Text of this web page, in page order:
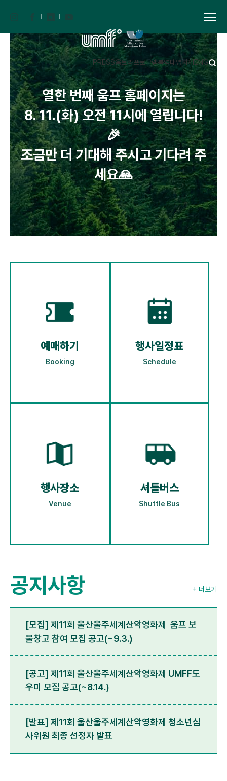
PRESS움트리프로그램북역대영화제ENG
열한 번째 움프 홈페이지는
8. 11.(화) 오전 11시에 열립니다!
🎉
조금만 더 기대해 주시고 기다려 주
세요🙏
🎁​움프 보물창고 참여 모집!​
영남알프스 산자락에서 공유하고
싶은 모든 것!
신청기간 : 7. 27.(월) ~ 9. 3.(목)
16:00​
보물창고가 뭐냐구요?
영화와 체험 프로그램을 5일 내내,
하루 최대 5매까지!
내 마음대로 올인원 패스 "움프 패
스"
🎟️예매기간 : 8. 12.(수) 14:00~​
키워드별 영화 or 체험 프로그램 2
편 + 식음료쿠폰까지!
12,000원으로 즐기는 특별 패키
지 "원데이 티켓"
🎟️예매기간 : 8. 12.(수) 14:00 ~
8. 23.(일)​
예매하기
Booking
행사일정표
Schedule
행사장소
Venue
셔틀버스
Shuttle Bus
공지사항 + 더보기
[모집] 제11회 울산울주세계산악영화제 움프 보
물창고 참여 모집 공고(~9.3.)
[공고] 제11회 울산울주세계산악영화제 UMFF도
우미 모집 공고(~8.14.)
[발표] 제11회 울산울주세계산악영화제 청소년심
사위원 최종 선정자 발표